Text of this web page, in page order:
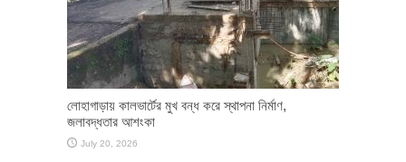
লোহাগাড়ায় কালভার্টের মুখ বন্ধ করে স্থাপনা নির্মাণ,
জলাবদ্ধতার আশংকা
July 20, 2026